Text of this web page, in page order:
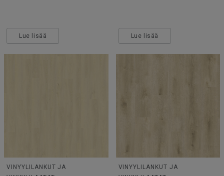
Lue lisää Lue lisää
VINYYLILANKUT JA
VINYYLILANKUT JA